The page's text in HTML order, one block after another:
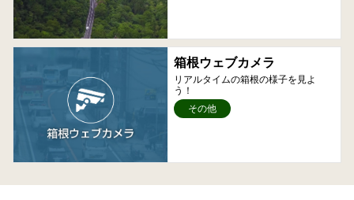
箱根ウェブカメラ
リアルタイムの箱根の様子を見よ
う！
その他